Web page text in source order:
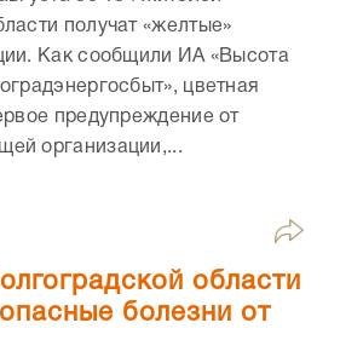
получат «желтые»
Как сообщили ИА «Высота
цветная
предупреждение от
организации,...
области
болезни от